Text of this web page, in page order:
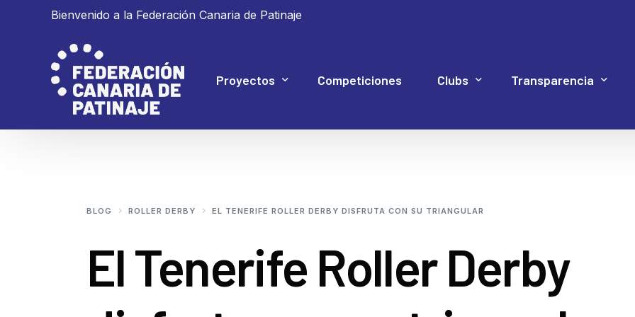
Bienvenido a la Federación Canaria de Patinaje
Proyectos Competiciones Clubs
Patinaje artístico
Patinaje velocidad
Transparencia
Elecciones
Estatutos
BLOG ROLLER DERBY EL TENERIFE ROLLER DERBY DISFRUTA CON SU TRIANGULAR
El Tenerife Roller Derby